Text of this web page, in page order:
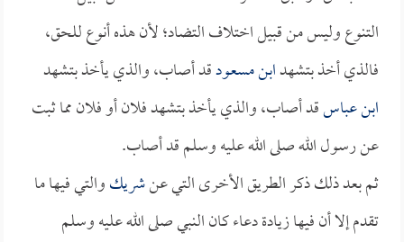
التنوع وليس من قبيل اختلاف التضاد؛ لأن هذه أنوع للحق،
فالذي أخذ بتشهدابن مسعودقد أصاب، والذي يأخذ بتشهد
ابن عباسقد أصاب، والذي يأخذ بتشهد فلان أو فلان مما ثبت
عن رسول الله صلى الله عليه وسلم قد أصاب.
ثم بعد ذلك ذكر الطريق الأخرى التي عنشريكوالتي فيها ما
تقدم إلا أن فيها زيادة دعاء كان النبي صلى الله عليه وسلم